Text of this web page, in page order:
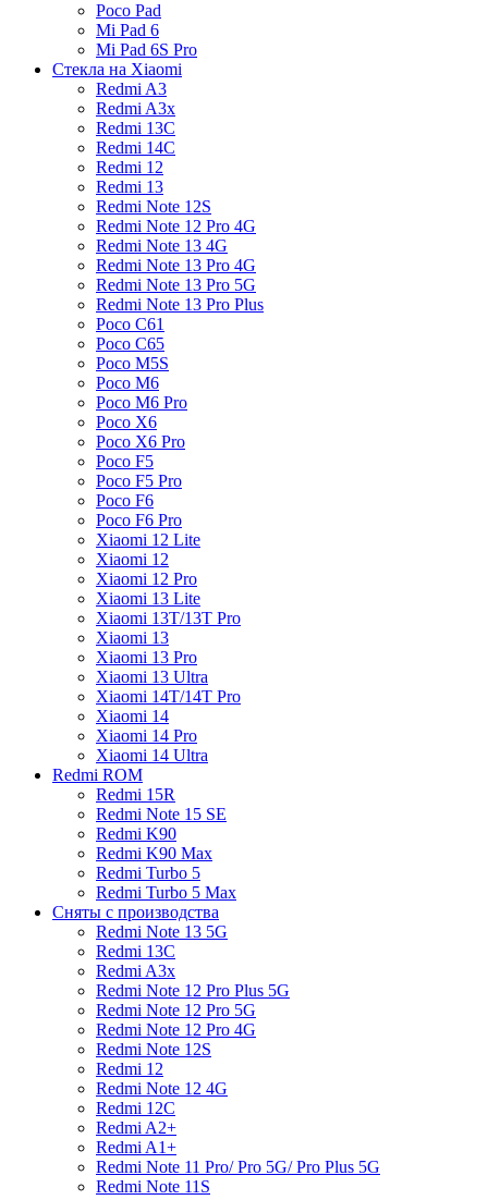
Poco Pad
Mi Pad 6
Mi Pad 6S Pro
Стекла на Xiaomi
Redmi A3
Redmi A3x
Redmi 13C
Redmi 14C
Redmi 12
Redmi 13
Redmi Note 12S
Redmi Note 12 Pro 4G
Redmi Note 13 4G
Redmi Note 13 Pro 4G
Redmi Note 13 Pro 5G
Redmi Note 13 Pro Plus
Poco C61
Poco C65
Poco M5S
Poco M6
Poco M6 Pro
Poco X6
Poco X6 Pro
Poco F5
Poco F5 Pro
Poco F6
Poco F6 Pro
Xiaomi 12 Lite
Xiaomi 12
Xiaomi 12 Pro
Xiaomi 13 Lite
Xiaomi 13T/13T Pro
Xiaomi 13
Xiaomi 13 Pro
Xiaomi 13 Ultra
Xiaomi 14T/14T Pro
Xiaomi 14
Xiaomi 14 Pro
Xiaomi 14 Ultra
Redmi ROM
Redmi 15R
Redmi Note 15 SE
Redmi K90
Redmi K90 Max
Redmi Turbo 5
Redmi Turbo 5 Max
Сняты с производства
Redmi Note 13 5G
Redmi 13C
Redmi A3x
Redmi Note 12 Pro Plus 5G
Redmi Note 12 Pro 5G
Redmi Note 12 Pro 4G
Redmi Note 12S
Redmi 12
Redmi Note 12 4G
Redmi 12C
Redmi A2+
Redmi A1+
Redmi Note 11 Pro/ Pro 5G/ Pro Plus 5G
Redmi Note 11S